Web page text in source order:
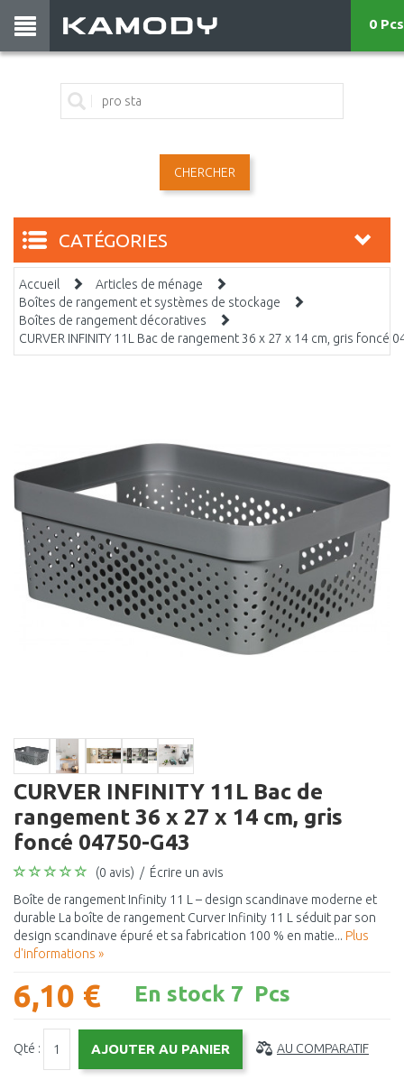
CHERCHER
0 Pcs
CATÉGORIES
Accueil
Articles de ménage
Boîtes de rangement et systèmes de stockage
Boîtes de rangement décoratives
CURVER INFINITY 11L Bac de rangement 36 x 27 x 14 cm, gris foncé
CURVER INFINITY 11L Bac de
rangement 36 x 27 x 14 cm, gris
foncé 04750-G43
(0 avis) / Écrire un avis
Boîte de rangement Infinity 11 L – design scandinave moderne et
durable La boîte de rangement Curver Infinity 11 L séduit par son
design scandinave épuré et sa fabrication 100 % en matie... Plus
d'informations »
6,10 € En stock 7 Pcs
Qté : AU COMPARATIF